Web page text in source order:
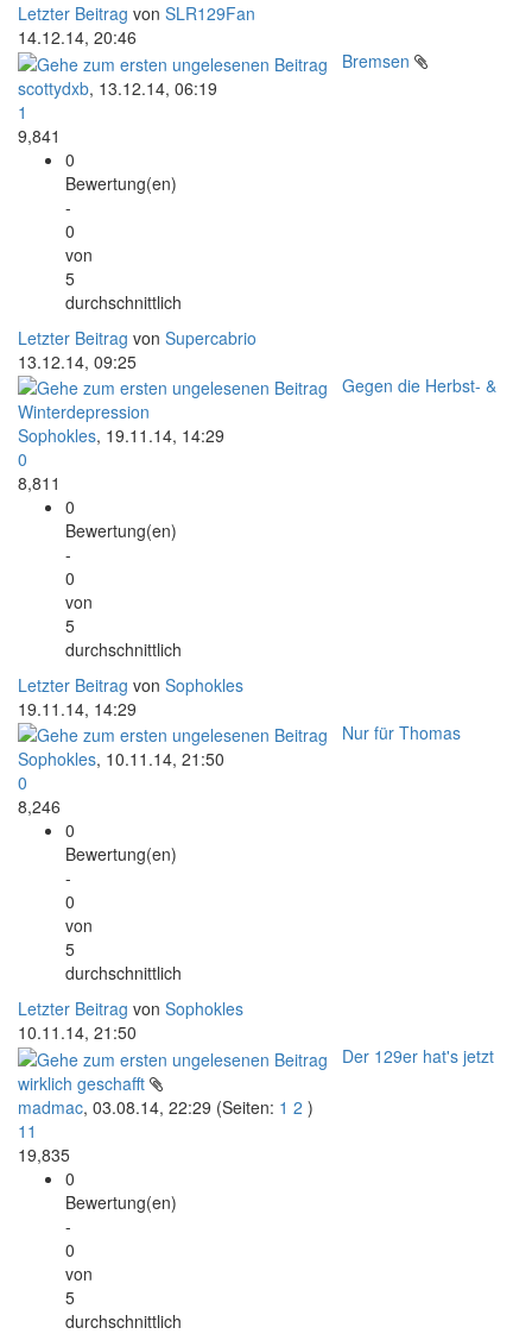
Letzter Beitrag von SLR129Fan
14.12.14, 20:46
Bremsen
scottydxb, 13.12.14, 06:19
1
9,841
0
Bewertung(en)
-
0
von
5
durchschnittlich
Letzter Beitrag von Supercabrio
13.12.14, 09:25
Gegen die Herbst- &
Winterdepression
Sophokles, 19.11.14, 14:29
0
8,811
0
Bewertung(en)
-
0
von
5
durchschnittlich
Letzter Beitrag von Sophokles
19.11.14, 14:29
Nur für Thomas
Sophokles, 10.11.14, 21:50
0
8,246
0
Bewertung(en)
-
0
von
5
durchschnittlich
Letzter Beitrag von Sophokles
10.11.14, 21:50
Der 129er hat's jetzt
wirklich geschafft
madmac, 03.08.14, 22:29 (Seiten: 1 2 )
11
19,835
0
Bewertung(en)
-
0
von
5
durchschnittlich